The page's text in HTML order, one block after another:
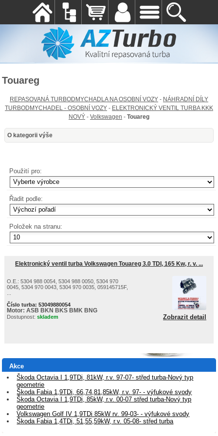
Touareg
REPASOVANÁ TURBODMYCHADLA NA OSOBNÍ VOZY - NÁHRADNÍ DÍLY
TURBODMYCHADEL - OSOBNÍ VOZY - ELEKTRONICKÝ VENTIL TURBA KKK
NOVÝ - Volkswagen - Touareg
O kategorii výše
Použití pro:
Řadit podle:
Položek na stranu:
Elektronický ventil turba Volkswagen Touareg 3.0 TDI, 165 Kw, r. v. ...
O.E.: 5304 988 0054, 5304 988 0050, 5304 970
0045, 5304 970 0043, 5304 970 0035, 059145715F,
Číslo turba: 53049880054
Motor: ASB BKN BKS BMK BNG
Dostupnost: skladem Zobrazit detail
Akce
Škoda Octavia I 1,9TDi, 81kW, r.v. 97-07- střed turba-Nový typ
geometrie
Škoda Fabia 1,9TDi, 66,74,81,85kW, r.v. 97- - výfukové svody
Škoda Octavia I 1,9TDi, 85kW, r.v. 00-07 střed turba-Nový typ
geometrie
Volkswagen Golf IV 1,9TDi 85kW rv. 99-03- - výfukové svody
Škoda Fabia 1,4TDi, 51,55,59kW, r.v. 05-08- střed turba